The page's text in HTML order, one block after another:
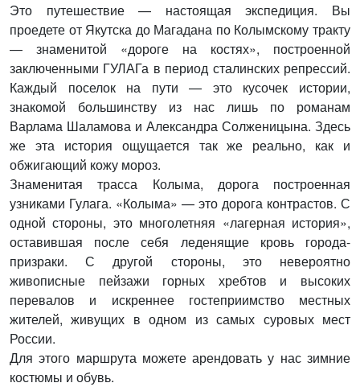
Это путешествие — настоящая экспедиция. Вы
проедете от Якутска до Магадана по Колымскому тракту
— знаменитой «дороге на костях», построенной
заключенными ГУЛАГа в период сталинских репрессий.
Каждый поселок на пути — это кусочек истории,
знакомой большинству из нас лишь по романам
Варлама Шаламова и Александра Солженицына. Здесь
же эта история ощущается так же реально, как и
обжигающий кожу мороз.
Знаменитая трасса Колыма, дорога построенная
узниками Гулага. «Колыма» — это дорога контрастов. С
одной стороны, это многолетняя «лагерная история»,
оставившая после себя леденящие кровь города-
призраки. С другой стороны, это невероятно
живописные пейзажи горных хребтов и высоких
перевалов и искреннее гостеприимство местных
жителей, живущих в одном из самых суровых мест
России.
Для этого маршрута можете арендовать у нас зимние
костюмы и обувь.